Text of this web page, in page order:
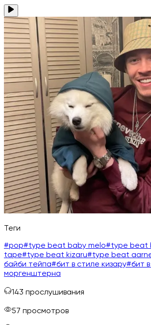
Теги
#pop#type beat baby melo#type beat
tape#type beat kizaru#type beat
байби тейпа#бит в стиле кизару#бит
моргенштерна
143 прослушивания
57 просмотров